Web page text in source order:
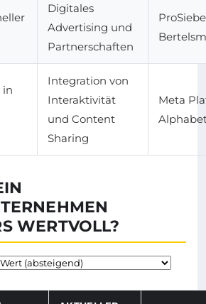
Digitales
Advertising und
Partnerschaften
in
Integration von
Interaktivität
und Content
Sharing
Meta
WERTVOLL?